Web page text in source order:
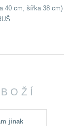
40 cm, šířka 38 cm)
jinak